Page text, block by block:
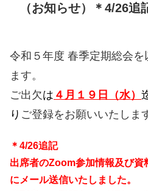
（お知らせ）＊4/26追
令和５年度 春季定期総会を
ます。
ご出欠は ４月１９日（水）
り ご登録をお願いいたしま
＊4/26追記
出席者のZoom参加情報及び資
にメール送信いたしました。